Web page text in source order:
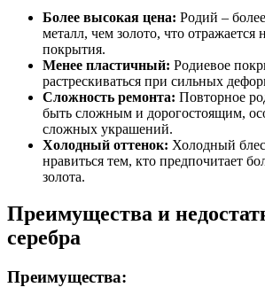
Более высокая цена: Родий –
металл, чем золото, что отражается
покрытия.
Менее пластичный: Родиевое
растрескиваться при сильных
Сложность ремонта: Повторное
быть сложным и дорогостоящим,
сложных украшений.
Холодный оттенок: Холодный
нравиться тем, кто предпочитает
золота.
Преимущества и
серебра
Преимущества: